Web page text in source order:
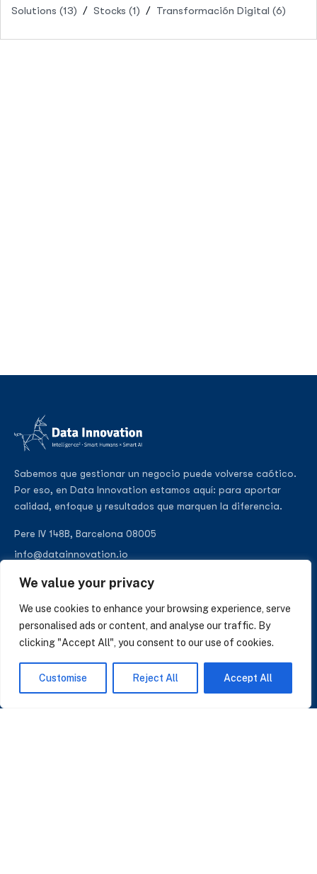
We value your privacy
We use cookies to enhance your browsing experience, serve
personalised ads or content, and analyse our traffic. By
clicking "Accept All", you consent to our use of cookies.
Customise Reject All Accept All
Solutions (13) Stocks (1) Transformación Digital (6)
Sabemos que gestionar un negocio puede volverse caótico.
Por eso, en Data Innovation estamos aquí: para aportar
calidad, enfoque y resultados que marquen la diferencia.
Pere IV 148B, Barcelona 08005
info@datainnovation.io
SUSCRÍBASE A NUESTRAS NOTICIAS
Perspectivas sobre IA, datos y CRM. Sin spam, solo lo que importa.